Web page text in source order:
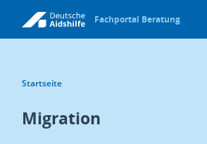
Fachportal Beratung
Startseite
Migration